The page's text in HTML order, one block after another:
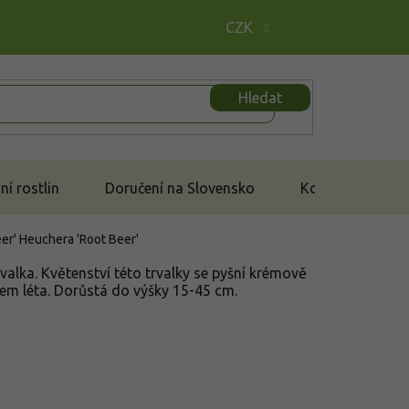
CZK
Hledat
rostlin Doručení na Slovensko Kontakt
Heuchera 'Root Beer'
Květenství této trvalky se pyšní krémově
léta. Dorůstá do výšky 15-45 cm.